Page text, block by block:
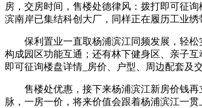
房，交房时间，售楼处德律风：拨打即可征
滨南岸已集结科创大厂，同样正在履历工业
保利置业一直取杨浦滨江同频发展，轻松实
构成园区功能互通；还有林下健身区、亲子
即可征询楼盘详情_房价、户型、周边配套及
售楼处优惠，接下来杨浦滨江新房价钱再
脉，一房一价，将来价值会跟着杨浦滨江一